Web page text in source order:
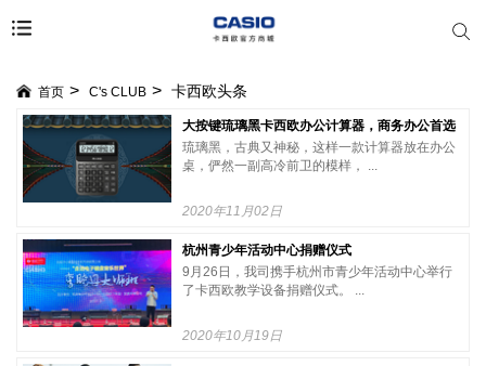
首页 C's CLUB 卡西欧头条
大按键琉璃黑卡西欧办公计算器，商务办公首选
琉璃黑，古典又神秘，这样一款计算器放在办公
桌，俨然一副高冷前卫的模样， ...
2020年11月02日
杭州青少年活动中心捐赠仪式
9月26日，我司携手杭州市青少年活动中心举行
了卡西欧教学设备捐赠仪式。 ...
2020年10月19日